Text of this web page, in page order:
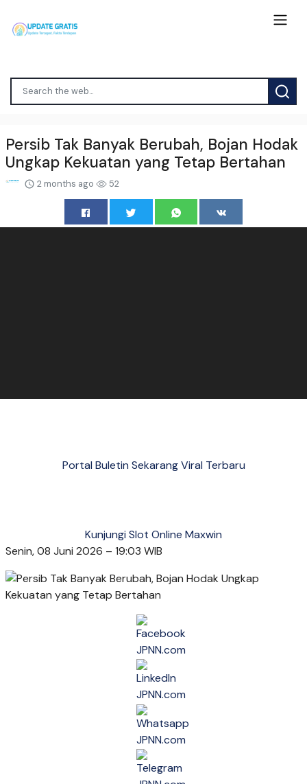
Persib Tak Banyak Berubah, Bojan Hodak
Ungkap Kekuatan yang Tetap Bertahan
2 months ago 52
Portal Buletin Sekarang Viral Terbaru
Kunjungi Slot Online Maxwin
Senin, 08 Juni 2026 – 19:03 WIB